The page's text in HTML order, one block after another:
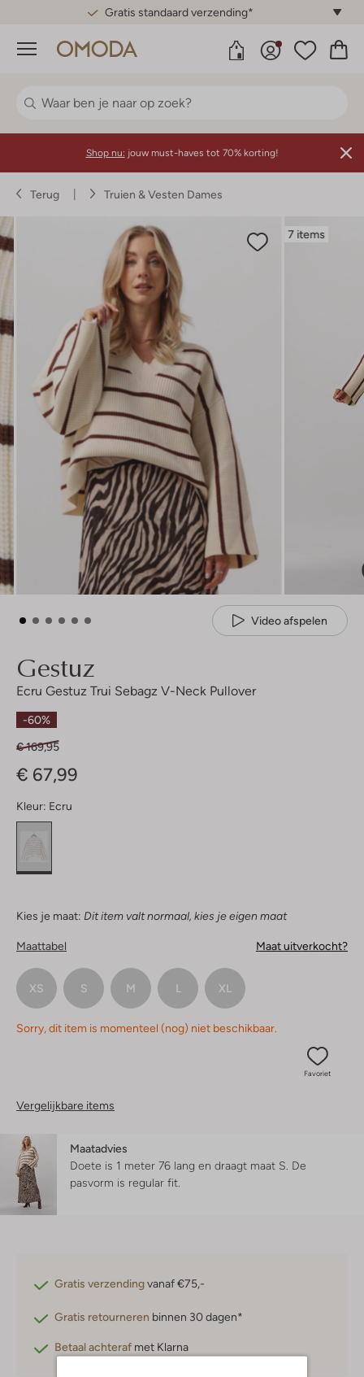
Gratis standaard verzending*
Menu
Shop nu: jouw must-haves tot 70% korting!
Terug Truien & Vesten Dames
7 items
Video afspelen
Gestuz
Ecru Gestuz Trui Sebagz V-Neck Pullover
-60%
€ 169,95
€ 67,99
Kleur: Ecru
Kies je maat: Dit item valt normaal, kies je eigen maat
Maattabel Maat uitverkocht?
XS S M L XL
Sorry, dit item is momenteel (nog) niet beschikbaar.
Favoriet
Vergelijkbare items
Maatadvies
Doete is 1 meter 76 lang en draagt maat S. De
pasvorm is regular fit
Gratis verzendingvanaf €75,-
Gratis retourneren binnen 30 dagen*
Betaal achteraf met Klarna